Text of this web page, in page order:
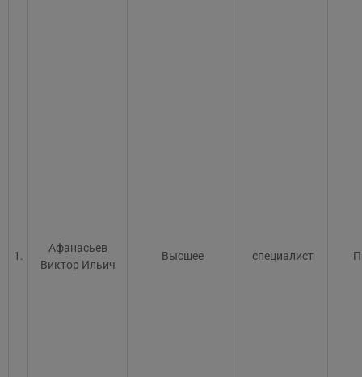
1.
Афанасьев
Виктор Ильич
Высшее специалист